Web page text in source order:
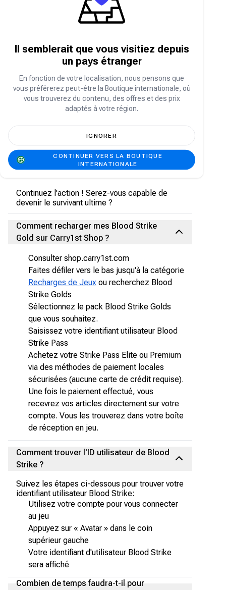
À propos de Blood Strike
conçu pour les appareils mobiles à espace de
stockage limité et aux configurations basiques.
Plongez dans une expérience Battle Royale à
100 joueurs et personnalisez vos armes à votre
guise !
Faites votre choix parmi une gamme variée
figures de parkour exaltantes comme le
tyrolienne sur le champ de bataille. Profitez de
réapparitions illimitées pour renverser la
Continuez l'action ! Serez-vous capable de
devenir le survivant ultime ?
Comment recharger mes Blood Strike
Gold sur Carry1st Shop ?
Consulter shop.carry1st.com
Faites défiler vers le bas jusqu'à la catégorie
Recharges de Jeux ou recherchez Blood
Strike Golds
Sélectionnez le pack Blood Strike Golds
que vous souhaitez.
Saisissez votre identifiant utilisateur Blood
Strike Pass
Achetez votre Strike Pass Elite ou Premium
via des méthodes de paiement locales
sécurisées (aucune carte de crédit requise).
Une fois le paiement effectué, vous
recevrez vos articles directement sur votre
compte. Vous les trouverez dans votre boîte
de réception en jeu.
Comment trouver l'ID utilisateur de Blood
Strike ?
Suivez les étapes ci-dessous pour trouver votre
identifiant utilisateur Blood Strike:
Utilisez votre compte pour vous connecter
au jeu
Appuyez sur « Avatar » dans le coin
supérieur gauche
Votre identifiant d'utilisateur Blood Strike
sera affiché
Combien de temps faudra-t-il pour
Il semblerait que vous visitiez depuis
un pays étranger
En fonction de votre localisation, nous pensons que
vous préférerez peut-être la Boutique internationale, où
vous trouverez du contenu, des offres et des prix
adaptés à votre région.
IGNORER
CONTINUER VERS LA BOUTIQUE
INTERNATIONALE